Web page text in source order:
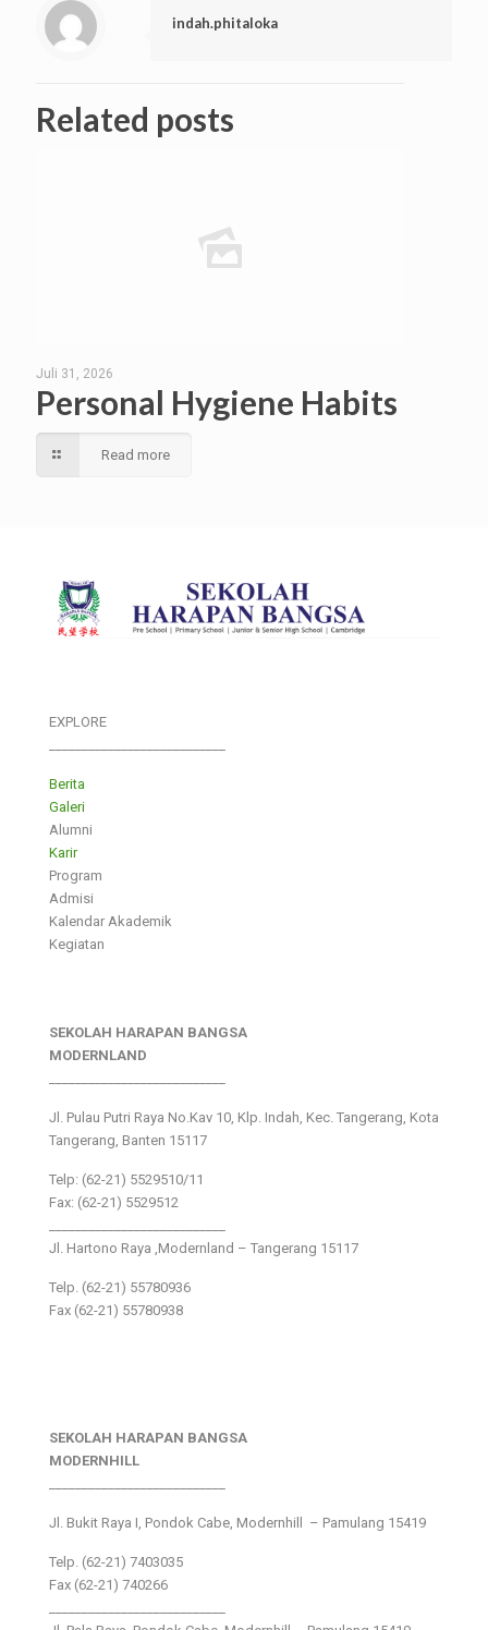
indah.phitaloka
Related posts
Juli 31, 2026
Personal Hygiene Habits
Read more
EXPLORE
Berita
Galeri
Alumni
Karir
Program
Admisi
Kalendar Akademik
Kegiatan
SEKOLAH HARAPAN BANGSA
MODERNLAND
Jl. Pulau Putri Raya No.Kav 10, Klp. Indah, Kec. Tangerang, Kota
Tangerang, Banten 15117
Telp: (62-21) 5529510/11
Fax: (62-21) 5529512
Jl. Hartono Raya ,Modernland – Tangerang 15117
Telp. (62-21) 55780936
Fax (62-21) 55780938
SEKOLAH HARAPAN BANGSA
MODERNHILL
Jl. Bukit Raya I, Pondok Cabe, Modernhill – Pamulang 15419
Telp. (62-21) 7403035
Fax (62-21) 740266